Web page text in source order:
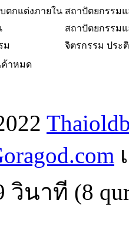
ตกแต่งภายใน สถาปัตยกรรม
สถาปัตยกรรม
ม
จิตรกรรม ประ
าหมด
วินาที (8